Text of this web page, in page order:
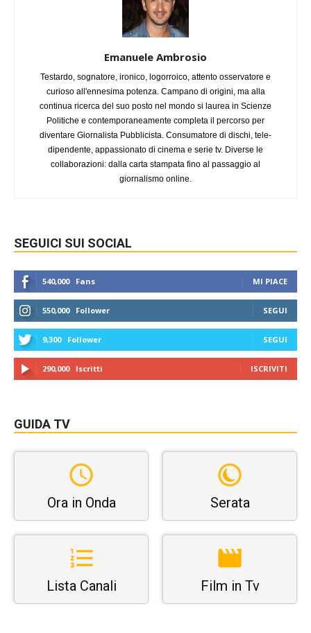
Emanuele Ambrosio
Testardo, sognatore, ironico, logorroico, attento osservatore e
curioso all'ennesima potenza. Campano di origini, ma alla
continua ricerca del suo posto nel mondo si laurea in Scienze
Politiche e contemporaneamente completa il percorso per
diventare Giornalista Pubblicista. Consumatore di dischi, tele-
dipendente, appassionato di cinema e serie tv. Diverse le
collaborazioni: dalla carta stampata fino al passaggio al
giornalismo online.
SEGUICI SUI SOCIAL
540,000 Fans MI PIACE
550,000 Follower SEGUI
9,300 Follower SEGUI
290,000 Iscritti ISCRIVITI
GUIDA TV
Ora in Onda Serata
Lista Canali Film in Tv